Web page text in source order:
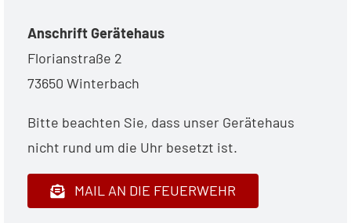
Anschrift Gerätehaus
Florianstraße 2
73650 Winterbach
Bitte beachten Sie, dass unser Gerätehaus
nicht rund um die Uhr besetzt ist.
MAIL AN DIE FEUERWEHR